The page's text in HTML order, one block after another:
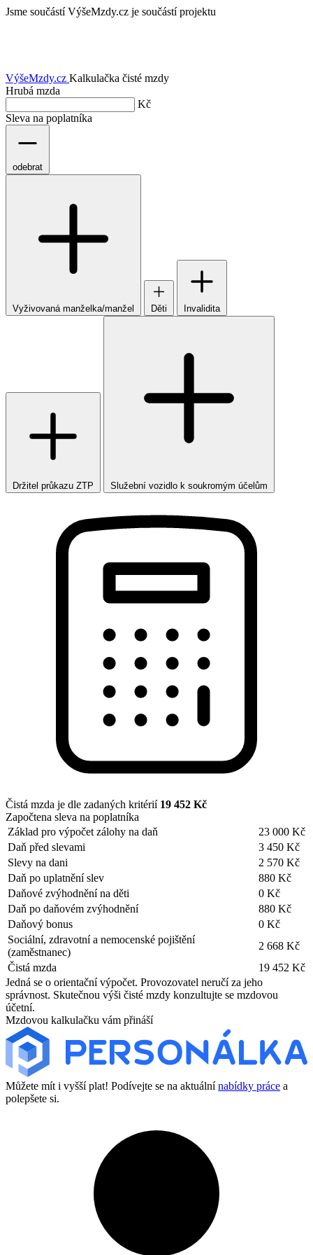
Jsme součástí VýšeMzdy.cz je součástí projektu
VýšeMzdy.cz Kalkulačka čisté mzdy
Hrubá mzda
Kč
Sleva na poplatníka
odebrat
Vyživovaná manželka/manžel Děti Invalidita
Držitel průkazu ZTP Služební vozidlo k soukromým účelům
Čistá mzda je dle zadaných kritérií 19 452 Kč
Započtena sleva na poplatníka
Základ pro výpočet zálohy na daň
23 000 Kč
Daň před slevami
3 450 Kč
Slevy na dani
2 570 Kč
Daň po uplatnění slev
880 Kč
Daňové zvýhodnění na děti
0 Kč
Daň po daňovém zvýhodnění
880 Kč
Daňový bonus
0 Kč
Sociální, zdravotní a nemocenské pojištění
(zaměstnanec)
2 668 Kč
Čistá mzda
19 452 Kč
Jedná se o orientační výpočet. Provozovatel neručí za jeho
správnost. Skutečnou výši čisté mzdy konzultujte se mzdovou
účetní.
Mzdovou kalkulačku vám přináší
Můžete mít i vyšší plat! Podívejte se na aktuálnínabídky práce a
polepšete si.